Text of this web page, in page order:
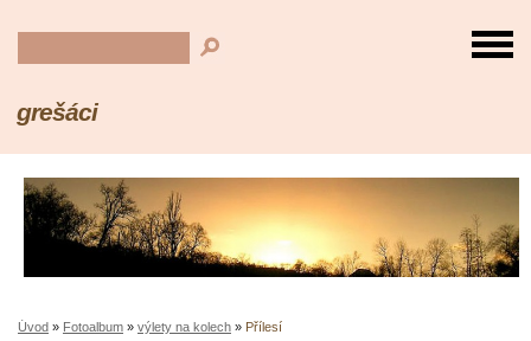
grešáci
Úvod » Fotoalbum » výlety na kolech » Přílesí